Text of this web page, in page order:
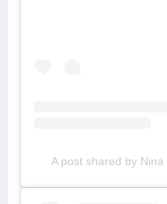
A post shared by